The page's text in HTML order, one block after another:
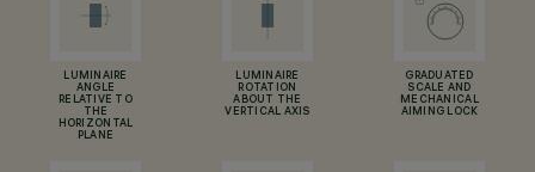
LUMINAIRE
ANGLE
RELATIVE TO
THE
HORIZONTAL
PLANE
LUMINAIRE
ROTATION
ABOUT THE
VERTICAL AXIS
GRADUATED
SCALE AND
MECHANICAL
AIMING LOCK